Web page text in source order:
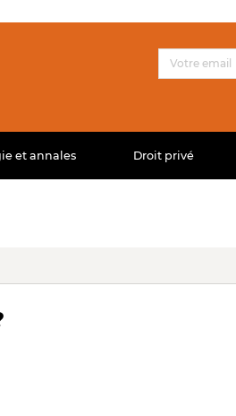
et annales Droit privé